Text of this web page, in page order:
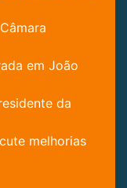
em João
da
melhorias